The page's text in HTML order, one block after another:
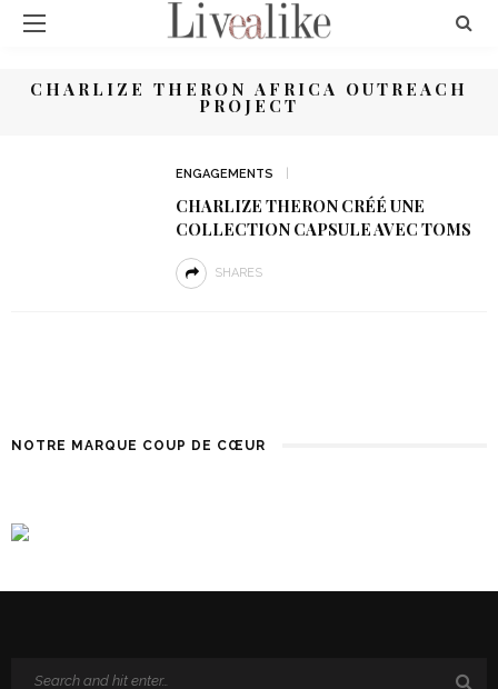
CHARLIZE THERON AFRICA OUTREACH
PROJECT
ENGAGEMENTS
CHARLIZE THERON CRÉÉ UNE
COLLECTION CAPSULE AVEC TOMS
SHARES
NOTRE MARQUE COUP DE CŒUR